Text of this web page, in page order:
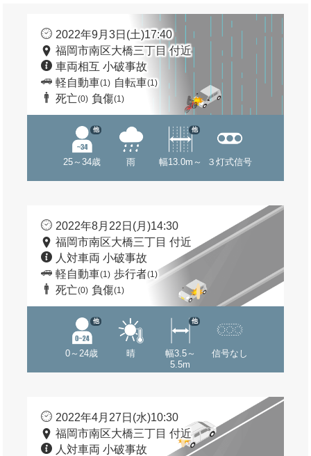
2022年9月3日(土)17:40
福岡市南区大橋三丁目 付近
車両相互 小破事故
軽自動車(1) 自転車(1)
死亡(0) 負傷(1)
25～34歳
他
雨 幅13.0m～
他
３灯式信号
2022年8月22日(月)14:30
福岡市南区大橋三丁目 付近
人対車両 小破事故
軽自動車(1) 歩行者(1)
死亡(0) 負傷(1)
0～24歳
他
晴
幅3.5～
5.5m
他
信号なし
2022年4月27日(水)10:30
福岡市南区大橋三丁目 付近
人対車両 小破事故